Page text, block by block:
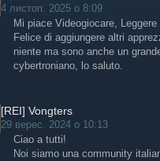
4 листоп. 2025 о 8:09
Mi piace Videogiocare,
Felice di aggiungere altri
niente ma sono anche un
cybertroniano, lo saluto.
[REI] Vongters
29 верес. 2024 о 10:13
Ciao a tutti!
Noi siamo una community